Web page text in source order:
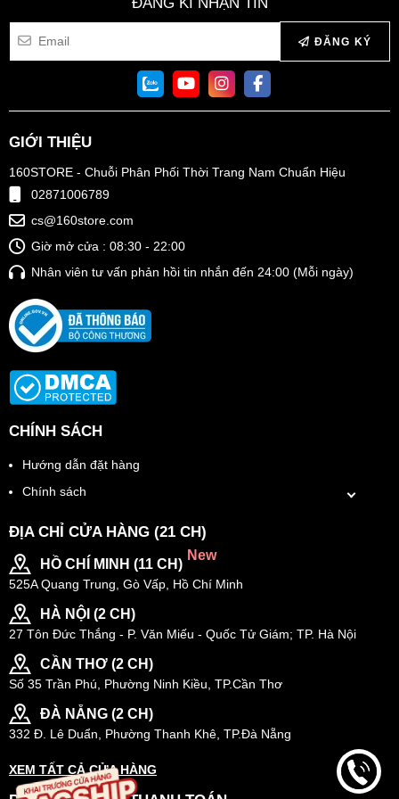
ĐĂNG KÍ NHẬN TIN
ĐĂNG KÝ
GIỚI THIỆU
160STORE - Chuỗi Phân Phối Thời Trang Nam Chuẩn Hiệu
02871006789
cs@160store.com
Giờ mở cửa : 08:30 - 22:00
Nhân viên tư vấn phản hồi tin nhắn đến 24:00 (Mỗi ngày)
CHÍNH SÁCH
Hướng dẫn đặt hàng
Chính sách
ĐỊA CHỈ CỬA HÀNG (21 CH)
HỒ CHÍ MINH (11 CH)
New
525A Quang Trung, Gò Vấp, Hồ Chí Minh
HÀ NỘI (2 CH)
27 Tôn Đức Thắng - P. Văn Miếu - Quốc Tử Giám; TP. Hà Nội
CẦN THƠ (2 CH)
Số 35 Trần Phú, Phường Ninh Kiều, TP.Cần Thơ
ĐÀ NẴNG (2 CH)
332 Đ. Lê Duẩn, Phường Thanh Khê, TP.Đà Nẵng
XEM TẤT CẢ CỬA HÀNG